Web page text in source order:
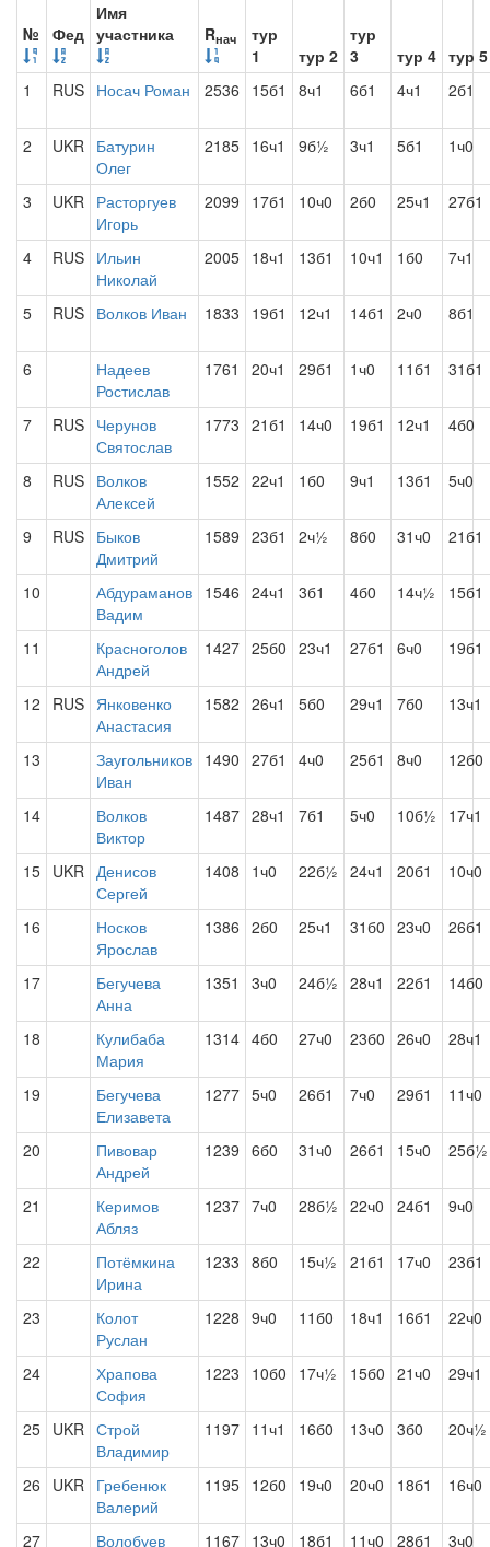
№ Фед
Имя
участника
Rнач
тур
1
тур 2
тур
3
тур 4 тур 5
1
RUS Носач Роман 2536 15б1 8ч1 6б1 4ч1 2б1
2 UKR Батурин
Олег
2185 16ч1 9б½ 3ч1 5б1 1ч0
3 UKR Расторгуев
Игорь
2099 17б1 10ч0 2б0 25ч1 27б1
4 RUS Ильин
Николай
2005 18ч1 13б1 10ч1 1б0 7ч1
5 RUS Волков Иван 1833 19б1 12ч1 14б1 2ч0 8б1
6
Надеев
Ростислав
1761 20ч1 29б1 1ч0 11б1 31б1
7 RUS Черунов
Святослав
1773 21б1 14ч0 19б1 12ч1 4б0
8 RUS Волков
Алексей
1552 22ч1 1б0 9ч1 13б1 5ч0
9 RUS Быков
Дмитрий
1589 23б1 2ч½ 8б0 31ч0 21б1
10
Абдураманов
Вадим
1546 24ч1 3б1 4б0 14ч½ 15б1
11
Красноголов
Андрей
1427 25б0 23ч1 27б1 6ч0 19б1
12 RUS Янковенко
Анастасия
1582 26ч1 5б0 29ч1 7б0 13ч1
13
Заугольников
Иван
1490 27б1 4ч0 25б1 8ч0 12б0
14
Волков
Виктор
1487 28ч1 7б1 5ч0 10б½ 17ч1
15 UKR Денисов
Сергей
1408 1ч0 22б½ 24ч1 20б1 10ч0
16
Носков
Ярослав
1386 2б0 25ч1 31б0 23ч0 26б1
17
Бегучева
Анна
1351 3ч0 24б½ 28ч1 22б1 14б0
18
Кулибаба
Мария
1314 4б0 27ч0 23б0 26ч0 28ч1
19
Бегучева
Елизавета
1277 5ч0 26б1 7ч0 29б1 11ч0
20
Пивовар
Андрей
1239 6б0 31ч0 26б1 15ч0 25б½
21
Керимов
Абляз
1237 7ч0 28б½ 22ч0 24б1 9ч0
22
Потёмкина
Ирина
1233 8б0 15ч½ 21б1 17ч0 23б1
23
Колот
Руслан
1228 9ч0 11б0 18ч1 16б1 22ч0
24
Храпова
София
1223 10б0 17ч½ 15б0 21ч0 29ч1
25 UKR Строй
Владимир
1197 11ч1 16б0 13ч0 3б0 20ч½
26 UKR Гребенюк
Валерий
1195 12б0 19ч0 20ч0 18б1 16ч0
27 Волобуев 1167 13ч0 18б1 11ч0 28б1 3ч0